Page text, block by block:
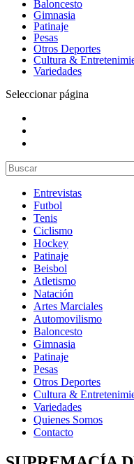
Baloncesto
Gimnasia
Patinaje
Pesas
Otros Deportes
Cultura &
Variedades
Seleccionar página
Entrevistas
Futbol
Tenis
Ciclismo
Hockey
Patinaje
Beisbol
Atletismo
Natación
Artes Marciales
Automovilismo
Baloncesto
Gimnasia
Patinaje
Pesas
Otros Deportes
Cultura &
Variedades
Quienes Somos
Contacto